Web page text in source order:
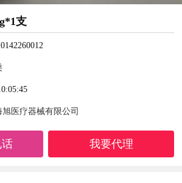
支
医疗器械有限公司
我要代理